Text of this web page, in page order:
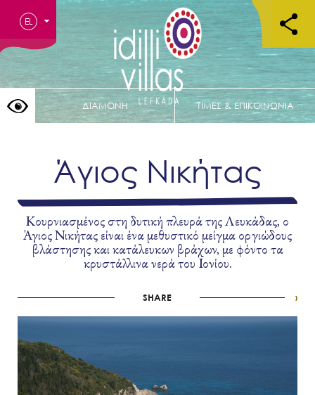
EL
EN
ΔΙΑΜΟΝΗ ΤΙΜΕΣ & ΕΠΙΚΟΙΝΩΝΙΑ
Άγιος Νικήτας
Κουρνιασμένος στη δυτική πλευρά της Λευκάδας, ο
Άγιος Νικήτας είναι ένα μεθυστικό μείγμα οργιώδους
βλάστησης και κατάλευκων βράχων, με φόντο τα
κρυστάλλινα νερά του Ιονίου.
SHARE ›